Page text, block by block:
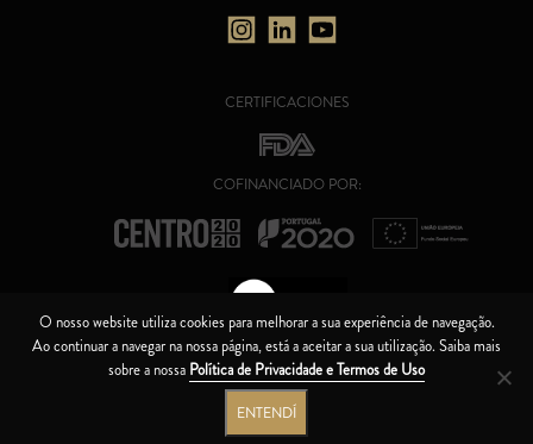
CERTIFICACIONES
COFINANCIADO POR:
CANAL DE ÉTICA
CÓDIGO DE BOA CONDUTA
O nosso website utiliza cookies para melhorar a sua experiência de navegação.
Ao continuar a navegar na nossa página, está a aceitar a sua utilização. Saiba mais
sobre a nossa Política de Privacidade e Termos de Uso
ENTENDÍ